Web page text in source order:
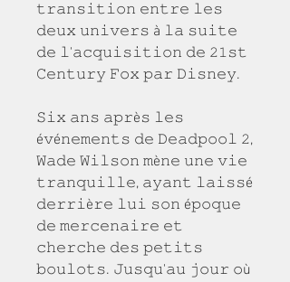
𝚝𝚛𝚊𝚗𝚜𝚒𝚝𝚒𝚘𝚗 𝚎𝚗𝚝𝚛𝚎 𝚕𝚎𝚜
𝚍𝚎𝚞𝚡 𝚞𝚗𝚒𝚟𝚎𝚛𝚜 à 𝚕𝚊 𝚜𝚞𝚒𝚝𝚎
𝚍𝚎 𝚕'𝚊𝚌𝚚𝚞𝚒𝚜𝚒𝚝𝚒𝚘𝚗 𝚍𝚎 𝟸𝟷𝚜𝚝
𝙲𝚎𝚗𝚝𝚞𝚛𝚢 𝙵𝚘𝚡 𝚙𝚊𝚛 𝙳𝚒𝚜𝚗𝚎𝚢.
𝚂𝚒𝚡 𝚊𝚗𝚜 𝚊𝚙𝚛è𝚜 𝚕𝚎𝚜
é𝚟é𝚗𝚎𝚖𝚎𝚗𝚝𝚜 𝚍𝚎 𝙳𝚎𝚊𝚍𝚙𝚘𝚘𝚕 𝟸,
𝚆𝚊𝚍𝚎 𝚆𝚒𝚕𝚜𝚘𝚗 𝚖è𝚗𝚎 𝚞𝚗𝚎 𝚟𝚒𝚎
𝚝𝚛𝚊𝚗𝚚𝚞𝚒𝚕𝚕𝚎, 𝚊𝚢𝚊𝚗𝚝 𝚕𝚊𝚒𝚜𝚜é
𝚍𝚎𝚛𝚛𝚒è𝚛𝚎 𝚕𝚞𝚒 𝚜𝚘𝚗 é𝚙𝚘𝚚𝚞𝚎
𝚍𝚎 𝚖𝚎𝚛𝚌𝚎𝚗𝚊𝚒𝚛𝚎 𝚎𝚝
𝚌𝚑𝚎𝚛𝚌𝚑𝚎 𝚍𝚎𝚜 𝚙𝚎𝚝𝚒𝚝𝚜
𝚋𝚘𝚞𝚕𝚘𝚝𝚜. 𝙹𝚞𝚜𝚚𝚞'𝚊𝚞 𝚓𝚘𝚞𝚛 𝚘ù